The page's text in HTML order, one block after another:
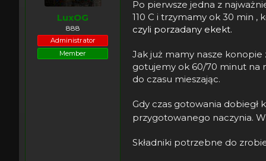
y
LuxOG
888
Administrator
Member
Po pierwsze jedna z
110 C i trzymamy ok 30 min
czyli porzadany ekekt.
Jak już mamy nasze
gotujemy ok 60/70 minut na
do czasu mieszając.
Gdy czas gotowania dobiegł
przygotowanego naczynia.
Składniki potrzebne do